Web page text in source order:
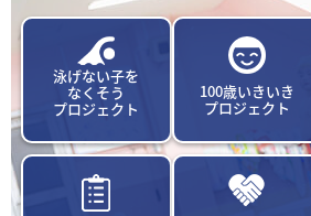
泳げない子を
なくそう
プロジェクト
100歳いきいき
プロジェクト